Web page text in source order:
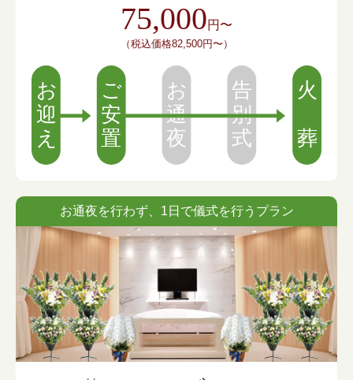
75,000円〜
（税込価格82,500円〜）
お通夜を行わず、1日で儀式を行うプラン